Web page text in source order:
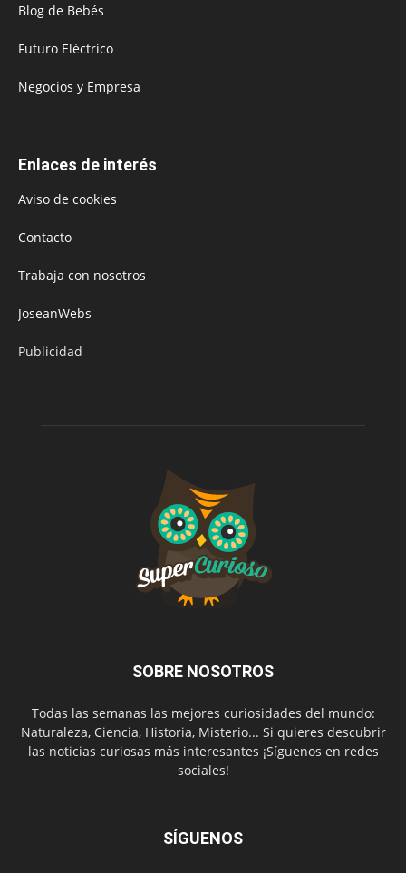
Blog de Bebés
Futuro Eléctrico
Negocios y Empresa
Enlaces de interés
Aviso de cookies
Contacto
Trabaja con nosotros
JoseanWebs
Publicidad
SOBRE NOSOTROS
Todas las semanas las mejores curiosidades del mundo:
Naturaleza, Ciencia, Historia, Misterio... Si quieres descubrir
las noticias curiosas más interesantes ¡Síguenos en redes
sociales!
SÍGUENOS